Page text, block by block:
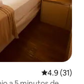
Calificación
4.9 (31)